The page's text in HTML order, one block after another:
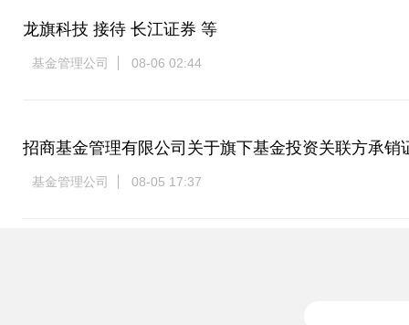
龙旗科技 接待 长江证券 等
基金管理公司 08-06 02:44
招商基金管理有限公司关于旗下基金投资关联方承销
基金管理公司 08-05 17:37